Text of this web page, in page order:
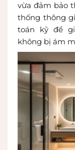
vừa đảm bảo
thống thông
toán kỹ để
không bị ám